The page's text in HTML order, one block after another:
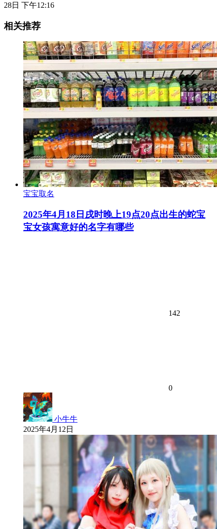
28日 下午12:16
相关推荐
宝宝取名
2025年4月18日戌时晚上19点20点出生的蛇宝
宝女孩寓意好的名字有哪些
142
0
小牛牛
2025年4月12日